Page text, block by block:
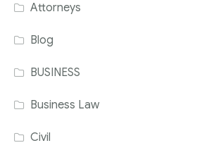
Attorneys
Blog
BUSINESS
Business Law
Civil